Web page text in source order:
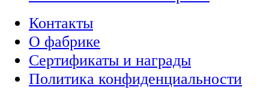
Контакты
О фабрике
Сертификаты и награды
Политика конфиденциальности